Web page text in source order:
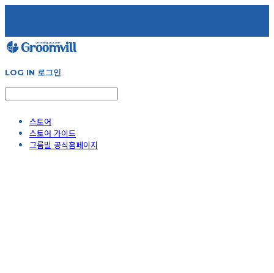
LOG IN 로그인
스토어
스토어 가이드
그룸빌 공식홈페이지